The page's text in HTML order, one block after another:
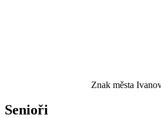
Znak města
Senioři